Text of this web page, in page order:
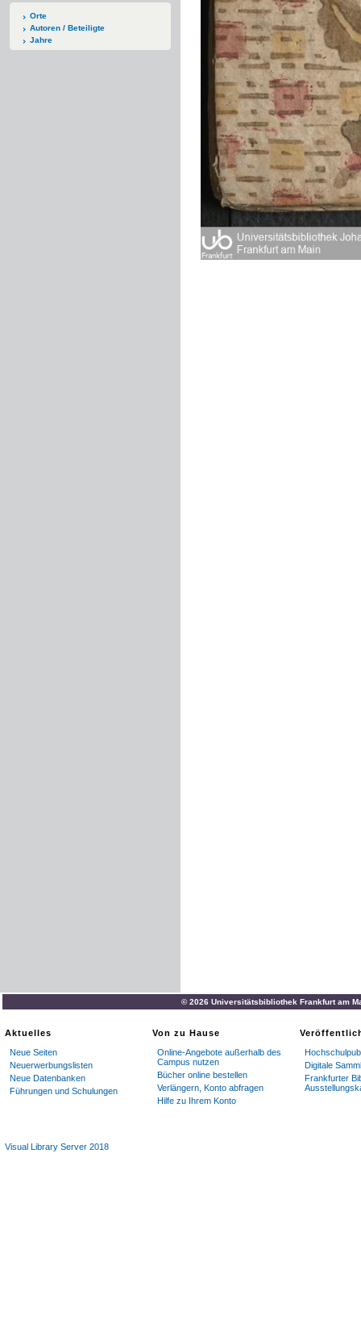
Orte
Autoren / Beteiligte
Jahre
© 2026 Universitätsbibliothek Frankfurt am
Aktuelles
Neue Seiten
Neuerwerbungslisten
Neue Datenbanken
Führungen und Schulungen
Von zu Hause
Online-Angebote außerhalb des
Campus nutzen
Bücher online bestellen
Verlängern, Konto abfragen
Hilfe zu Ihrem Konto
Digitale
Frankfurter
Visual Library Server 2018